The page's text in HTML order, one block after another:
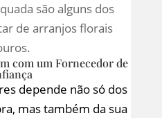
são alguns dos
de arranjos florais
com um Fornecedor de
depende não só dos
mas também da sua